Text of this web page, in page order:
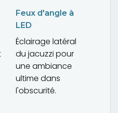
Feux d'angle à
LED
Éclairage latéral
du jacuzzi pour
une ambiance
ultime dans
l'obscurité.